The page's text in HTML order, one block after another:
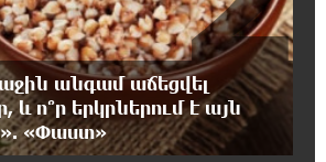
10-08-2026
ԱԺ ամբիոնում պետք է
բարձր պատասխանատվություն
Աննա Կոստանյան
անգամ աճեցվել
ո՞ր երկրներում է այն
«Փաստ»